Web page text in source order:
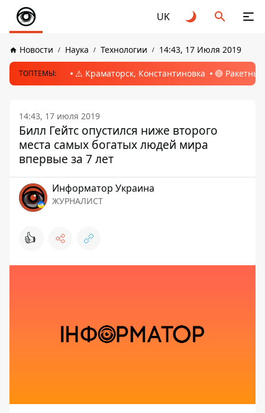
UK
Новости Наука Технологии 14:43, 17 Июля 2019
ТОПТЕМЫ: ⚠️ Краматорск, Константиновка 🔴
14:43, 17 июля 2019
Билл Гейтс опустился ниже второго
места самых богатых людей мира
впервые за 7 лет
Информатор Украина
ЖУРНАЛИСТ
👍